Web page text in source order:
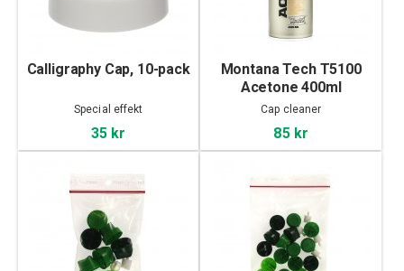
Calligraphy Cap, 10-pack
Special effekt
35 kr
Montana Tech T5100
Acetone 400ml
Cap cleaner
85 kr